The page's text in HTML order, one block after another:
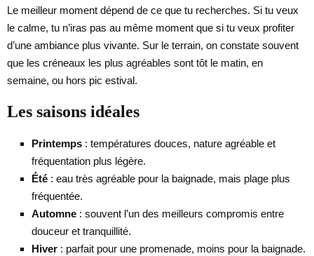
Le meilleur moment dépend de ce que tu recherches. Si tu veux
le calme, tu n’iras pas au même moment que si tu veux profiter
d’une ambiance plus vivante. Sur le terrain, on constate souvent
que les créneaux les plus agréables sont tôt le matin, en
semaine, ou hors pic estival.
Les saisons idéales
Printemps : températures douces, nature agréable et
fréquentation plus légère.
Été : eau très agréable pour la baignade, mais plage plus
fréquentée.
Automne : souvent l’un des meilleurs compromis entre
douceur et tranquillité.
Hiver : parfait pour une promenade, moins pour la baignade.